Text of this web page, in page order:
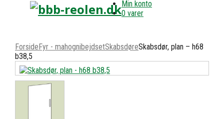
Min konto
0 varer
ForsideFyr - mahognibejdsetSkabsdøreSkabsdør, plan – h68
b38,5